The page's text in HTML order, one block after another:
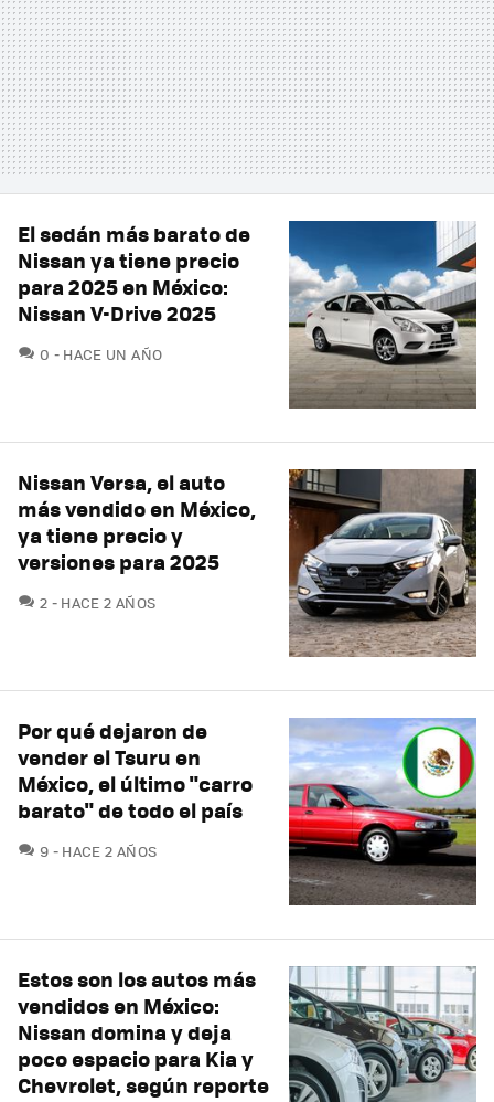
El sedán más barato de
Nissan ya tiene precio
para 2025 en México:
Nissan V-Drive 2025
0 COMENTARIOS
HACE UN AÑO
Nissan Versa, el auto
más vendido en México,
ya tiene precio y
versiones para 2025
2 COMENTARIOS
HACE 2 AÑOS
Por qué dejaron de
vender el Tsuru en
México, el último "carro
barato" de todo el país
9 COMENTARIOS
HACE 2 AÑOS
Estos son los autos más
vendidos en México:
Nissan domina y deja
poco espacio para Kia y
Chevrolet, según reporte